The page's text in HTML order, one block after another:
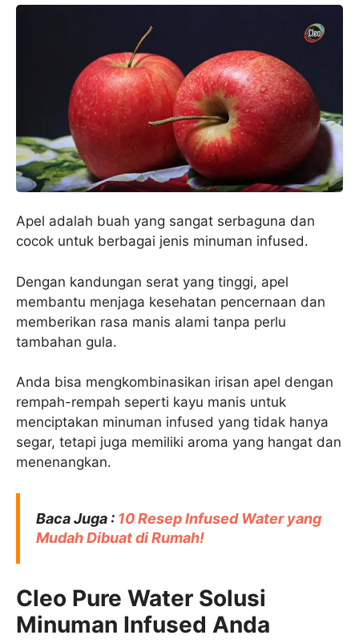
Apel adalah buah yang sangat serbaguna dan
cocok untuk berbagai jenis minuman infused.
Dengan kandungan serat yang tinggi, apel
membantu menjaga kesehatan pencernaan dan
memberikan rasa manis alami tanpa perlu
tambahan gula.
Anda bisa mengkombinasikan irisan apel dengan
rempah-rempah seperti kayu manis untuk
menciptakan minuman infused yang tidak hanya
segar, tetapi juga memiliki aroma yang hangat dan
menenangkan.
Baca Juga : 10 Resep Infused Water yang
Mudah Dibuat di Rumah!
Cleo Pure Water Solusi
Minuman Infused Anda